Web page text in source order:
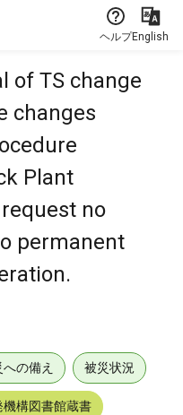
ヘルプEnglish
of TS change
changes
Plant
no
permanent
への備え 被災状況
機構図書館蔵書